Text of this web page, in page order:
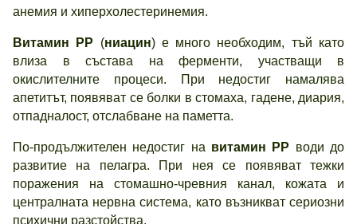
анемия и хиперхолестеринемия.
Витамин РР (ниацин) е много необходим, тъй като
влиза в състава на ферменти, участващи в
окислителните процеси. При недостиг намалява
апетитът, появяват се болки в стомаха, гадене, диария,
отпадналост, отслабване на паметта.
По-продължителен недостиг на витамин РР води до
развитие на пелагра. При нея се появяват тежки
поражения на стомашно-чревния канал, кожата и
централната нервна система, като възникват сериозни
психични разстойства.